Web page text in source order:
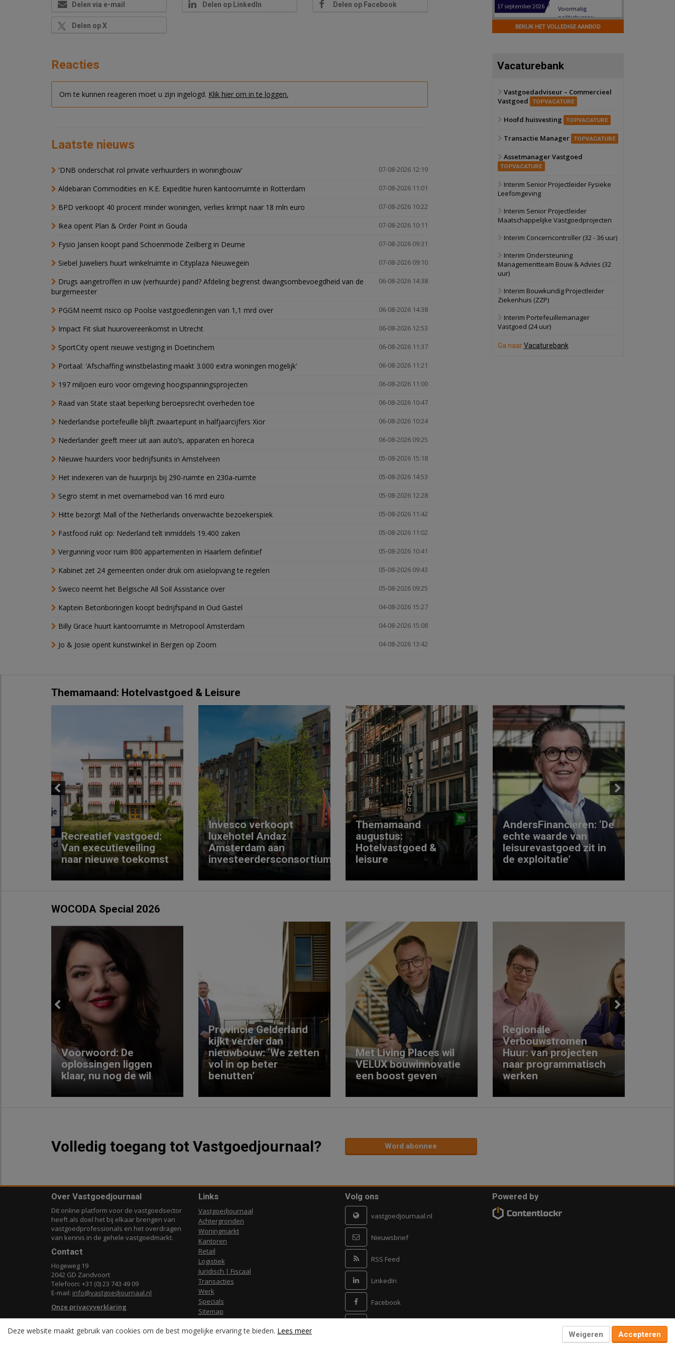
Delen via e-mail Delen op LinkedIn Delen op Facebook
Delen op X
Reacties
Om te kunnen reageren moet u zijn ingelogd. Klik hier om in te loggen.
Laatste nieuws
07-08-2026 12:19
'DNB onderschat rol private verhuurders in woningbouw'
07-08-2026 11:01
Aldebaran Commodities en K.E. Expeditie huren kantoorruimte in Rotterdam
07-08-2026 10:22
BPD verkoopt 40 procent minder woningen, verlies krimpt naar 18 mln euro
07-08-2026 10:11
Ikea opent Plan & Order Point in Gouda
07-08-2026 09:31
Fysio Jansen koopt pand Schoenmode Zeilberg in Deurne
07-08-2026 09:10
Siebel Juweliers huurt winkelruimte in Cityplaza Nieuwegein
06-08-2026 14:38
Drugs aangetroffen in uw (verhuurde) pand? Afdeling begrenst dwangsombevoegdheid van de
burgemeester
06-08-2026 14:38
PGGM neemt risico op Poolse vastgoedleningen van 1,1 mrd over
06-08-2026 12:53
Impact Fit sluit huurovereenkomst in Utrecht
06-08-2026 11:37
SportCity opent nieuwe vestiging in Doetinchem
06-08-2026 11:21
Portaal: 'Afschaffing winstbelasting maakt 3.000 extra woningen mogelijk'
06-08-2026 11:00
197 miljoen euro voor omgeving hoogspanningsprojecten
06-08-2026 10:47
Raad van State staat beperking beroepsrecht overheden toe
06-08-2026 10:24
Nederlandse portefeuille blijft zwaartepunt in halfjaarcijfers Xior
06-08-2026 09:25
Nederlander geeft meer uit aan auto’s, apparaten en horeca
05-08-2026 15:18
Nieuwe huurders voor bedrijfsunits in Amstelveen
05-08-2026 14:53
Het indexeren van de huurprijs bij 290-ruimte en 230a-ruimte
05-08-2026 12:28
Segro stemt in met overnamebod van 16 mrd euro
05-08-2026 11:42
Hitte bezorgt Mall of the Netherlands onverwachte bezoekerspiek
05-08-2026 11:02
Fastfood rukt op: Nederland telt inmiddels 19.400 zaken
05-08-2026 10:41
Vergunning voor ruim 800 appartementen in Haarlem definitief
05-08-2026 09:43
Kabinet zet 24 gemeenten onder druk om asielopvang te regelen
05-08-2026 09:25
Sweco neemt het Belgische All Soil Assistance over
04-08-2026 15:27
Kaptein Betonboringen koopt bedrijfspand in Oud Gastel
04-08-2026 15:08
Billy Grace huurt kantoorruimte in Metropool Amsterdam
04-08-2026 13:42
Jo & Josie opent kunstwinkel in Bergen op Zoom
Hilversum
17 september 2026
Voormalig
Zwanenburg
6 oktober 2026 Transformatieobject
22 september 2026
28 september 2026
Grootschalig
bedrijventerrein
Bekijk
Schuinesloot
27 augustus 2026 Binnenvaartschip
17 september 2026
17 september 2026
Voormalig
BEKIJK HET VOLLEDIGE AANBOD
Vacaturebank
Vastgoedadviseur – Commercieel
Vastgoed
TOPVACATURE
Hoofd huisvesting TOPVACATURE
Transactie Manager TOPVACATURE
Assetmanager Vastgoed
TOPVACATURE
Interim Senior Projectleider Fysieke
Leefomgeving
Interim Senior Projectleider
Maatschappelijke Vastgoedprojecten
Interim Concerncontroller (32 - 36 uur)
Interim Ondersteuning
Managementteam Bouw & Advies (32
uur)
Interim Bouwkundig Projectleider
Ziekenhuis (ZZP)
Interim Portefeuillemanager
Vastgoed (24 uur)
Ga naarVacaturebank
Themamaand: Hotelvastgoed & Leisure
Previous
Recreatief vastgoed:
Van executieveiling
naar nieuwe toekomst
Invesco verkoopt
luxehotel Andaz
Amsterdam aan
investeerdersconsortium
Themamaand
augustus:
Hotelvastgoed &
leisure
AndersFinancieren: ‘De
echte waarde van
leisurevastgoed zit in
de exploitatie’
Next
WOCODA Special 2026
Previous
Voorwoord: De
oplossingen liggen
klaar, nu nog de wil
Provincie Gelderland
kijkt verder dan
nieuwbouw: ‘We zetten
vol in op beter
benutten’
Met Living Places wil
VELUX bouwinnovatie
een boost geven
Regionale
Verbouwstromen
Huur: van projecten
naar programmatisch
werken
Next
Volledig toegang tot Vastgoedjournaal? Word abonnee
Over Vastgoedjournaal
Dit online platform voor de vastgoedsector
heeft als doel het bij elkaar brengen van
vastgoedprofessionals en het overdragen
van kennis in de gehele vastgoedmarkt.
Contact
Hogeweg 19
2042 GD Zandvoort
Telefoon: +31 (0) 23 743 49 09
E-mail: info@vastgoedjournaal.nl
Onze privacyverklaring
Links
Vastgoedjournaal
Achtergronden
Woningmarkt
Kantoren
Retail
Logistiek
Juridisch | Fiscaal
Transacties
Werk
Specials
Sitemap
Volg ons
vastgoedjournaal.nl
Nieuwsbrief
RSS Feed
LinkedIn
Facebook
Powered by
Deze website maakt gebruik van cookies om de best mogelijke ervaring te bieden. Lees meer Weigeren Accepteren